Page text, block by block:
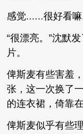
感觉......很好看嘛
“很漂亮。”沈默
片。
俾斯麦有些害羞
张，这一次换了
的连衣裙，倚靠
俾斯麦似乎有些